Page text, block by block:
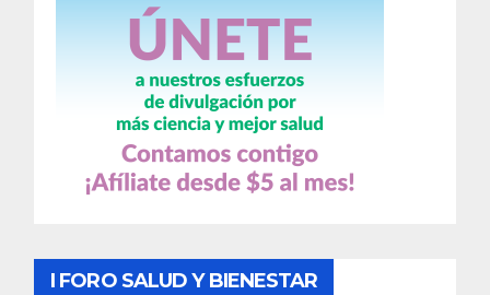
I FORO SALUD Y BIENESTAR